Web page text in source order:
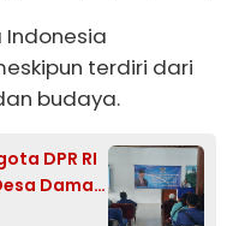
terdiri dari
budaya.
DPR RI
Damai